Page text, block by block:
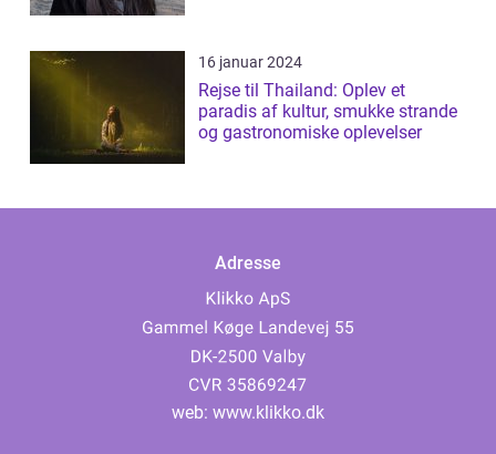
16 januar 2024
Rejse til Thailand: Oplev et
paradis af kultur, smukke strande
og gastronomiske oplevelser
Adresse
web: www.klikko.dk